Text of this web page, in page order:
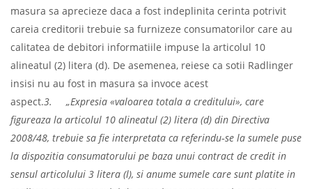
masura sa aprecieze daca a fost indeplinita cerinta potrivit
careia creditorii trebuie sa furnizeze consumatorilor care au
calitatea de debitori informatiile impuse la articolul 10
alineatul (2) litera (d). De asemenea, reiese ca sotii Radlinger
insisi nu au fost in masura sa invoce acest
aspect.3. „Expresia «valoarea totala a creditului», care
figureaza la articolul 10 alineatul (2) litera (d) din Directiva
2008/48, trebuie sa fie interpretata ca referindu‑se la sumele puse
la dispozitia consumatorului pe baza unui contract de credit in
sensul articolului 3 litera (l), si anume sumele care sunt platite in